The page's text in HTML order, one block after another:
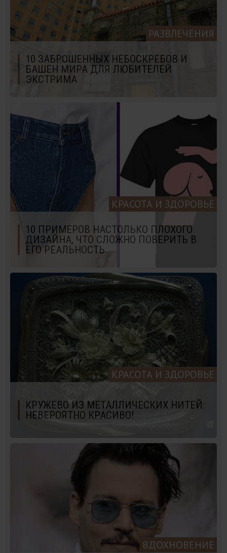
РАЗВЛЕЧЕНИЯ
10 ЗАБРОШЕННЫХ НЕБОСКРЕБОВ И
БАШЕН МИРА ДЛЯ ЛЮБИТЕЛЕЙ
ЭКСТРИМА
КРАСОТА И ЗДОРОВЬЕ
10 ПРИМЕРОВ НАСТОЛЬКО ПЛОХОГО
ДИЗАЙНА, ЧТО СЛОЖНО ПОВЕРИТЬ В
ЕГО РЕАЛЬНОСТЬ
КРАСОТА И ЗДОРОВЬЕ
КРУЖЕВО ИЗ МЕТАЛЛИЧЕСКИХ НИТЕЙ:
НЕВЕРОЯТНО КРАСИВО!
ВДОХНОВЕНИЕ